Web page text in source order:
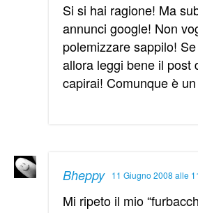
Si si hai ragione! Ma
annunci google! Non
polemizzare sappilo!
allora leggi bene il post
capirai! Comunque è
Bheppy 11 Giugno 2008 alle
Mi ripeto il mio